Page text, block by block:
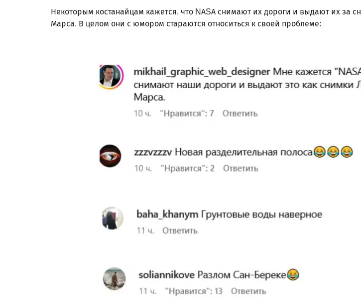
Некоторым костанайцам кажется, что NASA снимают их дороги и выдают их за
Марса. В целом они с юмором стараются относиться к своей проблеме: